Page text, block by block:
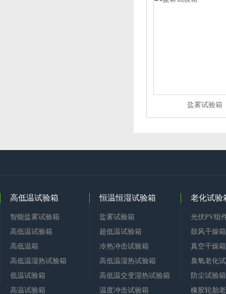
盐雾试验箱
高低温试验箱
智能盐雾试验箱
高低温试验箱
高低温箱
高低温湿热试验箱
低温试验箱
高温试验箱
恒温恒湿试验箱
盐雾试验箱
超低温试验箱
冷热冲击试验箱
高低温湿热试验箱
高低温交变湿热试验箱
温度冲击试验箱
老化试验
光伏PV组
鼓风干燥箱
真空干燥箱
臭氧老化
防尘试验箱
橡胶轮胎